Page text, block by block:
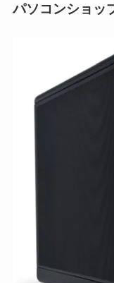
パソコンショッ